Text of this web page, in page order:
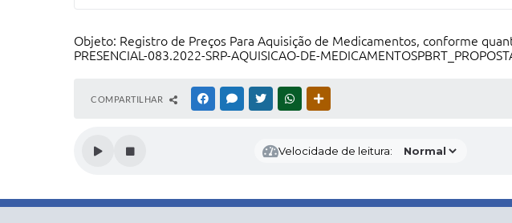
Objeto: Registro de Preços Para Aquisição de Medicamentos, conforme
PRESENCIAL-083.2022-SRP-AQUISICAO-DE-
COMPARTILHAR FACEBOOKMESSENGER
TWITTERWHATSAPP
Velocidade de leitura: